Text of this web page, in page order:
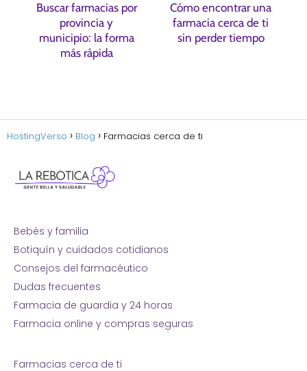
Buscar farmacias por
provincia y
municipio: la forma
más rápida
Cómo encontrar una
farmacia cerca de ti
sin perder tiempo
HostingVerso Blog Farmacias cerca de ti
Bebés y familia
Botiquín y cuidados cotidianos
Consejos del farmacéutico
Dudas frecuentes
Farmacia de guardia y 24 horas
Farmacia online y compras seguras
Farmacias cerca de ti